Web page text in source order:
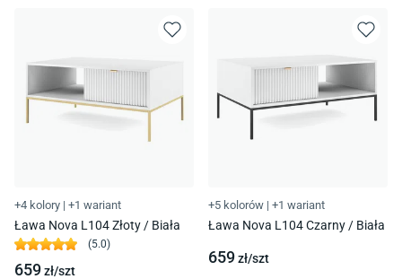
+4 kolory | +1 wariant
Ława Nova L104 Złoty / Biała
(5.0)
659zł/szt
+5 kolorów | +1 wariant
Ława Nova L104 Czarny / Biała
659zł/szt